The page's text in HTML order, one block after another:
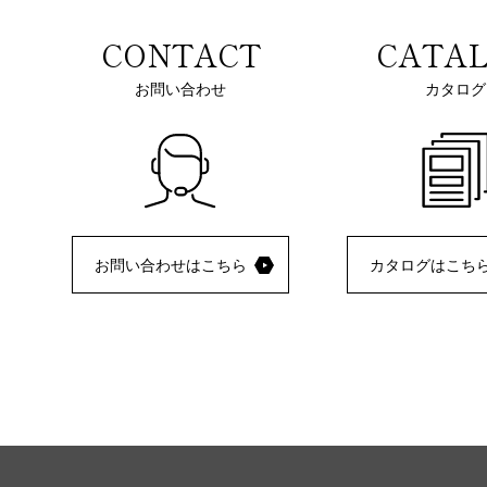
CONTACT
お問い合わせ
お問い合わせはこちら
カタログ
カタログはこち